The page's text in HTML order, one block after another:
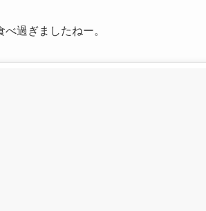
過ぎましたねー。